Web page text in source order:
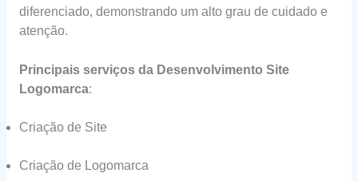
diferenciado, demonstrando um alto grau de cuidado e
atenção.
Principais serviços da Desenvolvimento Site
Logomarca:
Criação de Site
Criação de Logomarca